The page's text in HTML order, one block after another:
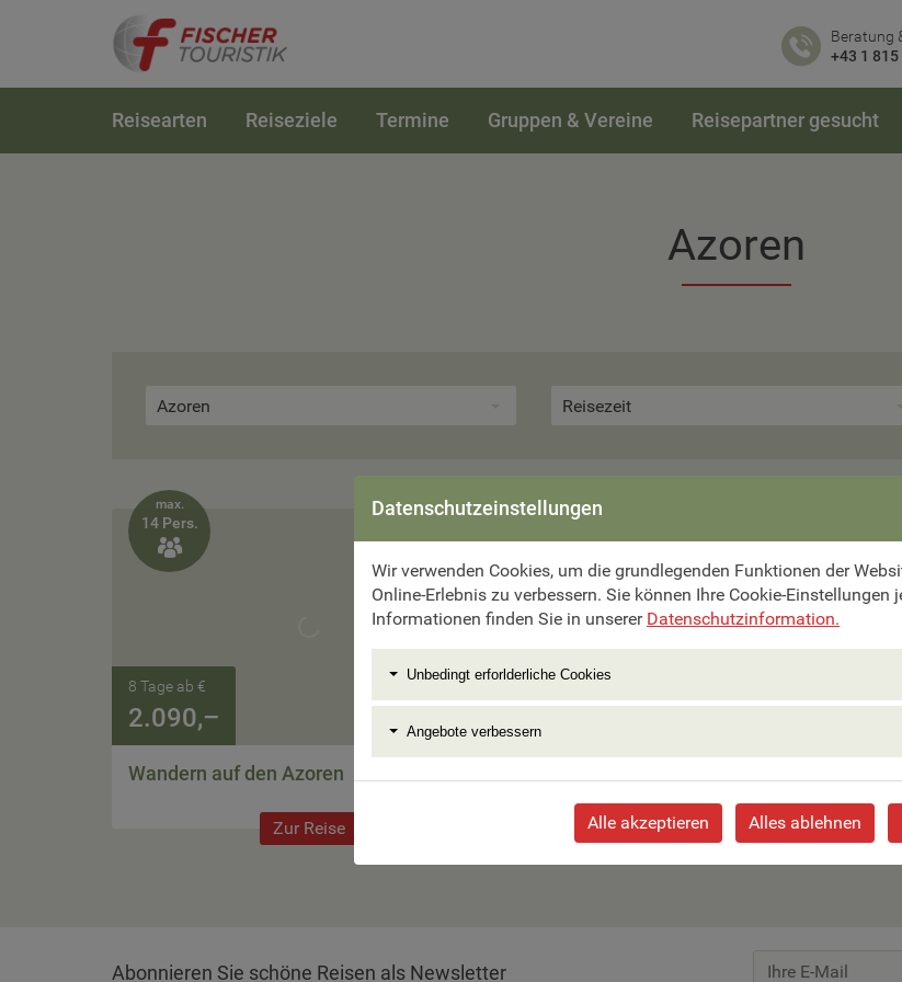
Beratung
+43 1 815
Reisearten Reiseziele Termine Gruppen & Vereine Reisepartner gesucht
Azoren
Azoren Reisezeit
max.
14 Pers.

8 Tage ab €
2.090,–
Wandern auf den Azoren
Zur Reise
max.
26 Pers.

8 Tage ab €
Zur Reise
Abonnieren Sie schöne Reisen als Newsletter
Datenschutzeinstellungen
Wir verwenden Cookies, um die grundlegenden Funktionen der
Online-Erlebnis zu verbessern. Sie können Ihre Cookie-Einstellungen
Informationen finden Sie in unserer Datenschutzinformation.
Unbedingt erforlderliche Cookies
Angebote verbessern
Alle akzeptieren Alles ablehnen